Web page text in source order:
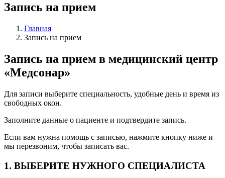
Запись на прием
Главная
Запись на прием
Запись на прием в медицинский центр
«Медсонар»
Для записи выберите специальность, удобные день и время из
свободных окон.
Заполните данные о пациенте и подтвердите запись.
Если вам нужна помощь с записью, нажмите кнопку ниже и
мы перезвоним, чтобы записать вас.
1. ВЫБЕРИТЕ НУЖНОГО СПЕЦИАЛИСТА